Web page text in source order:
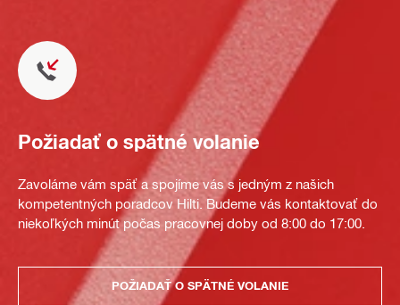
Požiadať o spätné volanie
Zavoláme vám späť a spojíme vás s jedným z našich
kompetentných poradcov Hilti. Budeme vás kontaktovať do
niekoľkých minút počas pracovnej doby od 8:00 do 17:00.
POŽIADAŤ O SPÄTNÉ VOLANIE